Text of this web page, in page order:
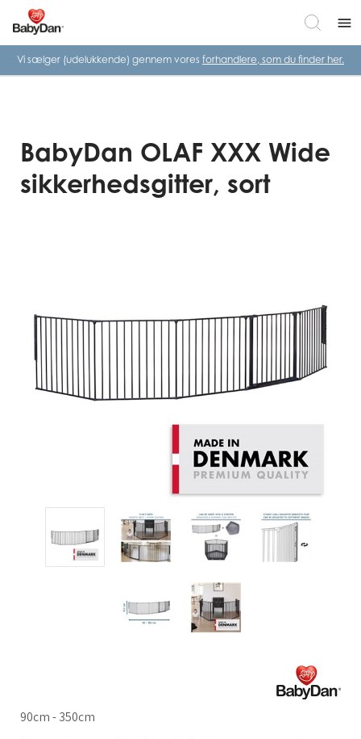
menu
Vi sælger (udelukkende) gennem vores forhandlere, som du finder her.
90cm - 350cm
BabyDan OLAF XXX Wide
sikkerhedsgitter, sort